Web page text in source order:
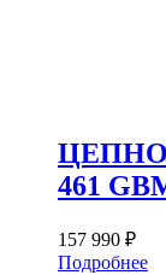
461
157 990 ₽
Подробнее